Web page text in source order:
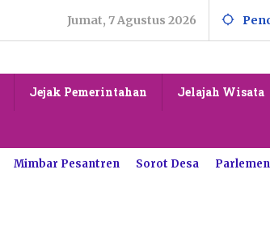
Jumat, 7 Agustus 2026
Jejak Pemerintahan Jelajah Wisata
Mimbar Pesantren Sorot Desa